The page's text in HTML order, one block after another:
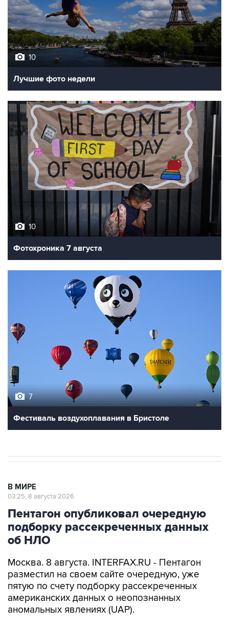
10
Лучшие фото недели
10
Фотохроника 7 августа
Фестиваль воздухоплавания в Бристоле
Пентагон опубликовал очередную
подборку рассекреченных данных
об НЛО
Москва. 8 августа. INTERFAX.RU - Пентагон
пятую по счету подборку рассекреченных
американских данных о неопознанных
аномальных явлениях (UAP).
"Министерство войны публикует пятую часть